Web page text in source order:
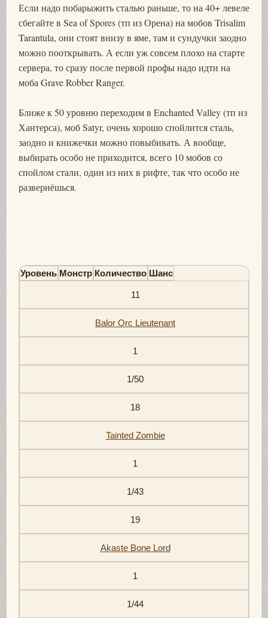
Если надо побарыжить сталью раньше, то на 40+ левеле
сбегайте в Sea of Spores (тп из Орена) на мобов Trisalim
Tarantula, они стоят внизу в яме, там и сундучки заодно
можно пооткрывать. А если уж совсем плохо на старте
сервера, то сразу после первой профы надо идти на
моба Grave Robber Ranger.
Ближе к 50 уровню переходим в Enchanted Valley (тп из
Хантерса), моб Satyr, очень хорошо спойлится сталь,
заодно и книжечки можно повыбивать. А вообще,
выбирать особо не приходится, всего 10 мобов со
спойлом стали, один из них в рифте, так что особо не
развернёшься.
Уровень Монстр Количество Шанс
11
Balor Orc Lieutenant
1
1/50
18
Tainted Zombie
1
1/43
19
Akaste Bone Lord
1
1/44